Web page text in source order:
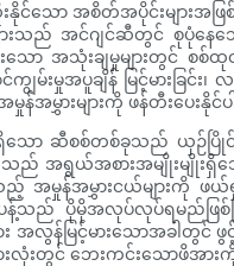
ထိုးနိုင်သော အစိတ်အပိုင်းများ
အင်ဂျင်ဆီတွင် စုပုံနေသော ည
းသော အသုံးချမှုများတွင်
ကျွမ်းမှုအပူချိန် မြင့်မားခ
မွှားများကို ဖန်တီးပေးနိုင်
သော ဆီစစ်တစ်ခုသည် ယှဉ်ပြိုင်န
အရွယ်အစားအမျိုးမျိုးရှိသော
သည့် အမှုန်အမွှားငယ်များကို
ပိုမိုအလုပ်လုပ်ရမည်ဖြစ်ပြီး
အလွန်မြင့်မားသောအခါတွင် ဖွ
င် ဘေးကင်းသောဖိအားကို ထိန်